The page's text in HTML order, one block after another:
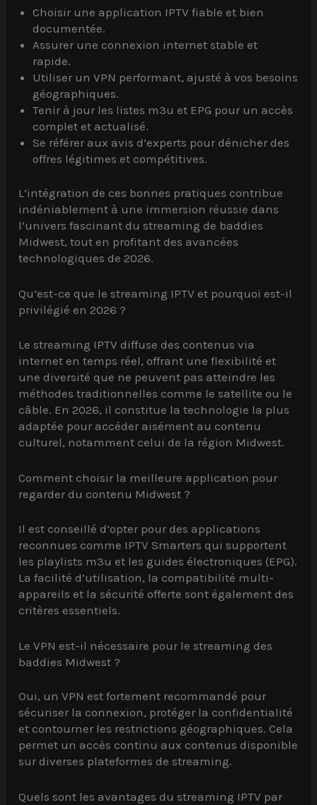
Choisir une application IPTV fiable et bien
documentée.
Assurer une connexion internet stable et
rapide.
Utiliser un VPN performant, ajusté à vos besoins
géographiques.
Tenir à jour les listes m3u et EPG pour un accès
complet et actualisé.
Se référer aux avis d’experts pour dénicher des
offres légitimes et compétitives.
L’intégration de ces bonnes pratiques contribue
indéniablement à une immersion réussie dans
l’univers fascinant du streaming de baddies
Midwest, tout en profitant des avancées
technologiques de 2026.
Qu’est-ce que le streaming IPTV et pourquoi est-il
privilégié en 2026 ?
Le streaming IPTV diffuse des contenus via
internet en temps réel, offrant une flexibilité et
une diversité que ne peuvent pas atteindre les
méthodes traditionnelles comme le satellite ou le
câble. En 2026, il constitue la technologie la plus
adaptée pour accéder aisément au contenu
culturel, notamment celui de la région Midwest.
Comment choisir la meilleure application pour
regarder du contenu Midwest ?
Il est conseillé d’opter pour des applications
reconnues comme IPTV Smarters qui supportent
les playlists m3u et les guides électroniques (EPG).
La facilité d’utilisation, la compatibilité multi-
appareils et la sécurité offerte sont également des
critères essentiels.
Le VPN est-il nécessaire pour le streaming des
baddies Midwest ?
Oui, un VPN est fortement recommandé pour
sécuriser la connexion, protéger la confidentialité
et contourner les restrictions géographiques. Cela
permet un accès continu aux contenus disponible
sur diverses plateformes de streaming.
Quels sont les avantages du streaming IPTV par